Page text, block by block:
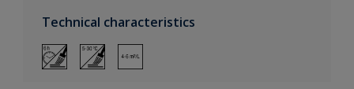
Technical characteristics